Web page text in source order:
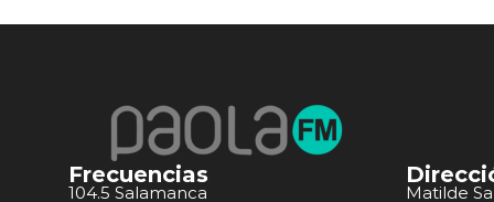
Frecuencias
104.5 Salamanca Matilde